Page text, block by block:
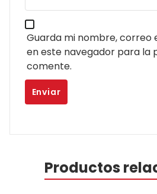
Guarda mi nombre, correo
en este navegador para la
comente.
Productos